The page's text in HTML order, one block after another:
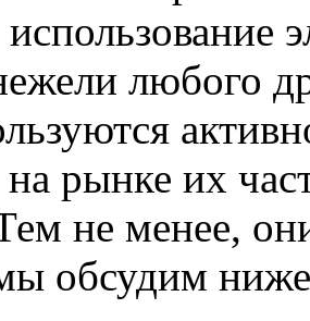
использование
любого
рынке их
не менее,
обсудим